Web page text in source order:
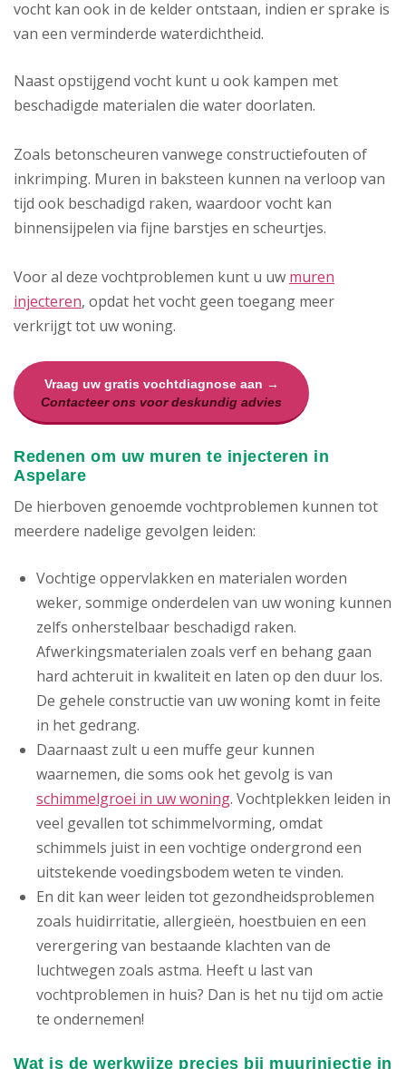
vocht kan ook in de kelder ontstaan, indien er sprake is
van een verminderde waterdichtheid.
Naast opstijgend vocht kunt u ook kampen met
beschadigde materialen die water doorlaten.
Zoals betonscheuren vanwege constructiefouten of
inkrimping. Muren in baksteen kunnen na verloop van
tijd ook beschadigd raken, waardoor vocht kan
binnensijpelen via fijne barstjes en scheurtjes.
Voor al deze vochtproblemen kunt u uw muren
injecteren, opdat het vocht geen toegang meer
verkrijgt tot uw woning.
Vraag uw gratis vochtdiagnose aan →
Contacteer ons voor deskundig advies
Redenen om uw muren te injecteren in
Aspelare
De hierboven genoemde vochtproblemen kunnen tot
meerdere nadelige gevolgen leiden:
Vochtige oppervlakken en materialen worden
weker, sommige onderdelen van uw woning kunnen
zelfs onherstelbaar beschadigd raken.
Afwerkingsmaterialen zoals verf en behang gaan
hard achteruit in kwaliteit en laten op den duur los.
De gehele constructie van uw woning komt in feite
in het gedrang.
Daarnaast zult u een muffe geur kunnen
waarnemen, die soms ook het gevolg is van
schimmelgroei in uw woning. Vochtplekken leiden in
veel gevallen tot schimmelvorming, omdat
schimmels juist in een vochtige ondergrond een
uitstekende voedingsbodem weten te vinden.
En dit kan weer leiden tot gezondheidsproblemen
zoals huidirritatie, allergieën, hoestbuien en een
verergering van bestaande klachten van de
luchtwegen zoals astma. Heeft u last van
vochtproblemen in huis? Dan is het nu tijd om actie
te ondernemen!
Wat is de werkwijze precies bij muurinjectie in